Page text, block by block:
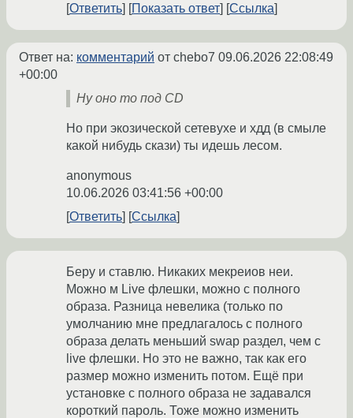
Ответить Показать ответ Ссылка
Ответ на: комментарий от chebo7 09.06.2026 22:08:49
+00:00
Ну оно то под CD
Но при экозической сетевухе и хдд (в смыле
какой нибудь скази) ты идешь лесом.
anonymous
10.06.2026 03:41:56 +00:00
Ответить
Ссылка
Беру и ставлю. Никаких мекреиов неи.
Можно м Live флешки, можно с полного
образа. Разница невелика (только по
умолчанию мне предлагалось с полного
образа делать меньший swap раздел, чем с
live флешки. Но это не важно, так как его
размер можно изменить потом. Ещё при
установке с полного образа не задавался
короткий пароль. Тоже можно изменить